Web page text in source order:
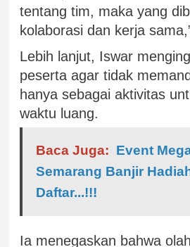
tentang tim, maka yang
kolaborasi dan kerja
Lebih lanjut, Iswar
peserta agar tidak
hanya sebagai aktivitas
waktu luang.
Baca Juga: ‎Event
Semarang Banjir
Daftar...!!!
Ia menegaskan bahwa